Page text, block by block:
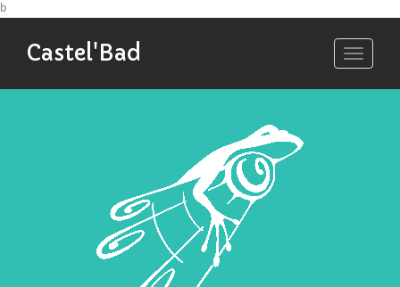
b
Toggle
Castel'Bad